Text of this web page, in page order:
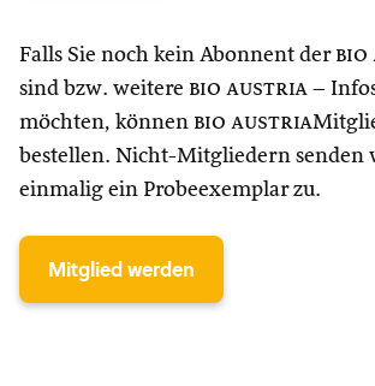
Falls Sie noch kein Abonnent der bio
sind bzw. weitere bio austria –
möchten, können bio austria
bestellen. Nicht-Mitgliedern senden
einmalig ein Probeexemplar zu.
Mitglied werden